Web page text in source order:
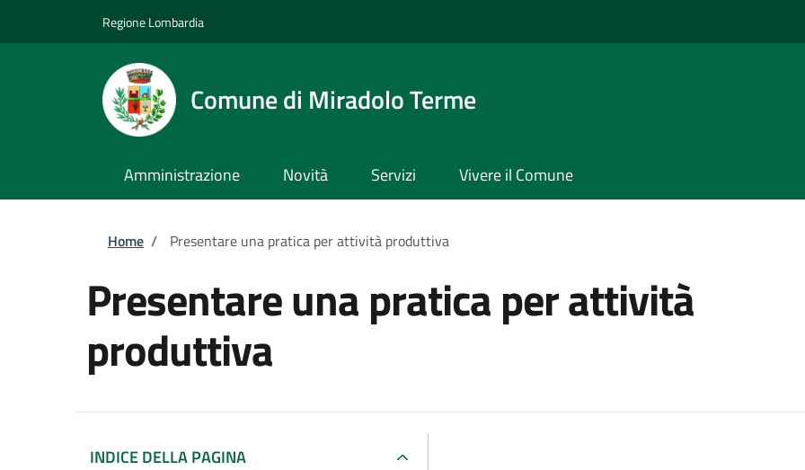
Regione Lombardia
Comune di Miradolo Terme
Amministrazione Novità Servizi Vivere il Comune
Briciole di pane
Home / Presentare una pratica per attività produttiva
Presentare una pratica per attività
produttiva
INDICE DELLA PAGINA